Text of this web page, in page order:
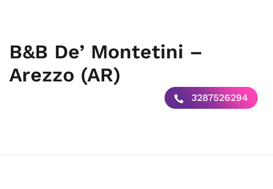
B&B De’ Montetini –
Arezzo (AR)
3287526294